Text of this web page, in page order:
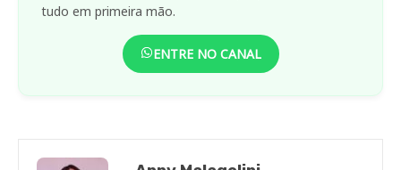
tudo em primeira mão.
ENTRE NO CANAL